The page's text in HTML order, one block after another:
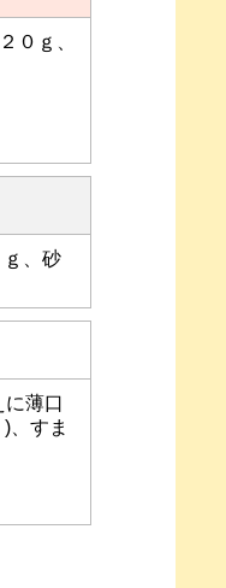
０ｇ、
、砂
薄口
、すま